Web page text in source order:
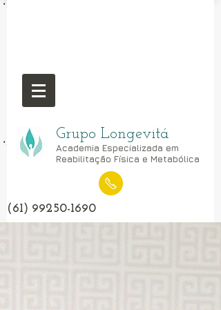
Grupo Longevitá
Academia Especializada em
Reabilitação Física e Metabólica
(61) 99250-1690